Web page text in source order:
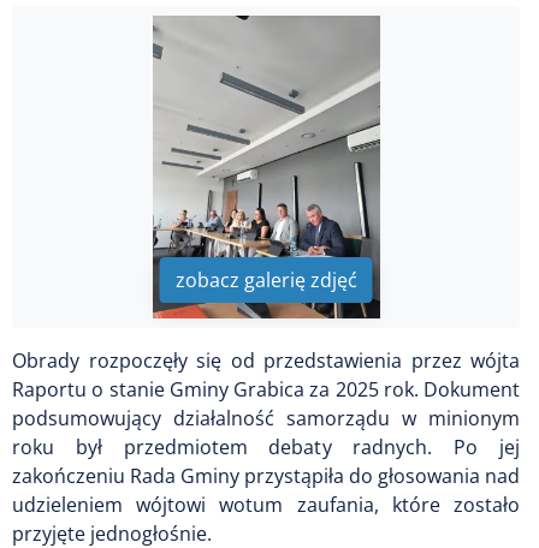
zobacz galerię zdjęć
Obrady rozpoczęły się od przedstawienia przez wójta
Raportu o stanie Gminy Grabica za 2025 rok. Dokument
podsumowujący działalność samorządu w minionym
roku był przedmiotem debaty radnych. Po jej
zakończeniu Rada Gminy przystąpiła do głosowania nad
udzieleniem wójtowi wotum zaufania, które zostało
przyjęte jednogłośnie.